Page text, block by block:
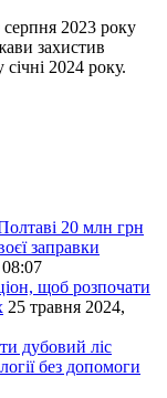
серпня 2023 року
захистив
2024 року.
20 млн грн
заправки
щоб розпочати
25 травня 2024,
дубовий ліс
без допомоги